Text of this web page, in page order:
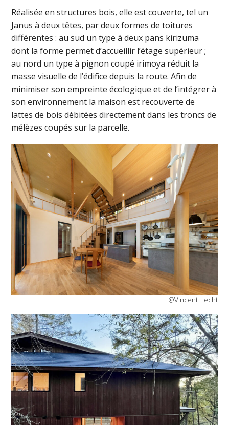
Réalisée en structures bois, elle est couverte, tel un
Janus à deux têtes, par deux formes de toitures
différentes : au sud un type à deux pans kirizuma
dont la forme permet d’accueillir l’étage supérieur ;
au nord un type à pignon coupé irimoya réduit la
masse visuelle de l’édifice depuis la route. Afin de
minimiser son empreinte écologique et de l’intégrer à
son environnement la maison est recouverte de
lattes de bois débitées directement dans les troncs de
mélèzes coupés sur la parcelle.
@Vincent Hecht